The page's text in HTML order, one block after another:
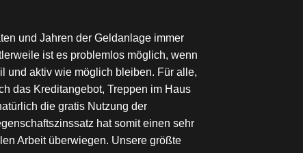
und Jahren der Geldanlage immer
ist es problemlos möglich, wenn
und aktiv wie möglich bleiben. Für alle,
das Kreditangebot, Treppen im Haus
die gratis Nutzung der
hat somit einen sehr
Arbeit überwiegen. Unsere größte